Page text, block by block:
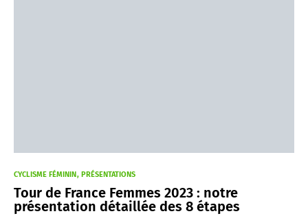
CYCLISME FÉMININ PRÉSENTATIONS
Tour de France Femmes 2023 : notre
présentation détaillée des 8 étapes